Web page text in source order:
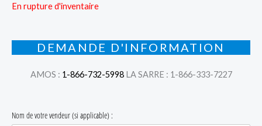
En rupture d'inventaire
DEMANDE D'INFORMATION
AMOS : 1-866-732-5998LA SARRE : 1-866-333-7227
Nom de votre vendeur (si applicable) :